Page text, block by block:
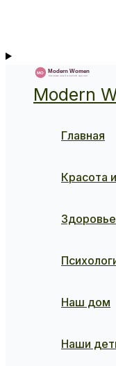
Modern
Главная
Красота
Здоровье
Наш дом
Наши